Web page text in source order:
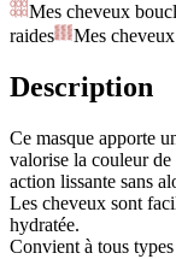
Mes cheveux
raides
Mes
Description
Ce masque apporte
valorise la couleur
action lissante sans
Les cheveux sont
hydratée.
Convient à tous